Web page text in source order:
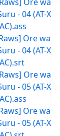
- 04 (AT-X
Ore wa
- 04 (AT-X
Ore wa
- 05 (AT-X
Ore wa
- 05 (AT-X